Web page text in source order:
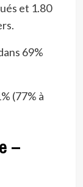
et 1.80
69%
(77% à
–